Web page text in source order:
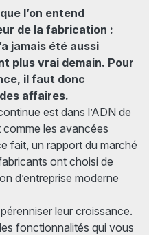
l’on entend
de la fabrication :
jamais été aussi
plus vrai demain. Pour
il faut donc
affaires.
est dans l’ADN de
les avancées
fait, un rapport du marché
ont choisi de
d’entreprise moderne
leur croissance.
fonctionnalités qui vous